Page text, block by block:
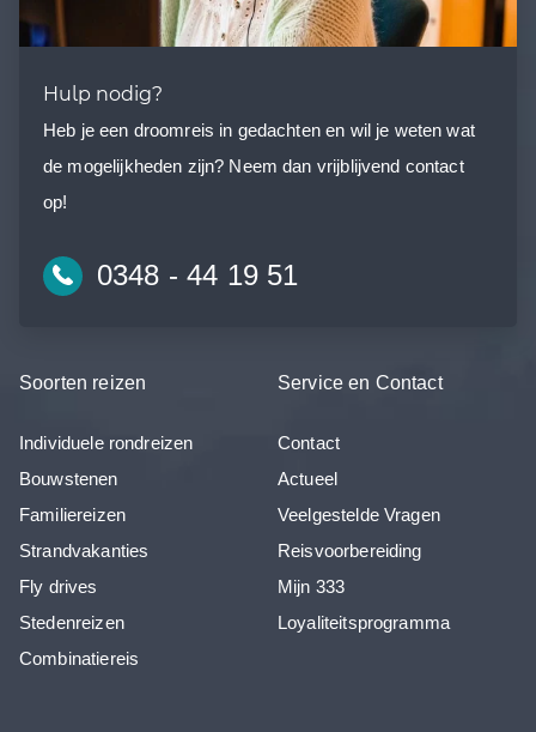
Hulp nodig?
Heb je een droomreis in gedachten en wil je weten wat
de mogelijkheden zijn? Neem dan vrijblijvend contact
op!
0348 - 44 19 51
Soorten reizen
Individuele rondreizen
Bouwstenen
Familiereizen
Strandvakanties
Fly drives
Stedenreizen
Combinatiereis
Service en Contact
Contact
Actueel
Veelgestelde Vragen
Reisvoorbereiding
Mijn 333
Loyaliteitsprogramma